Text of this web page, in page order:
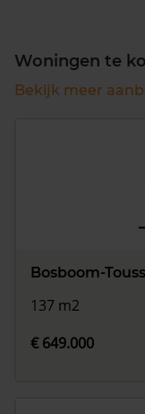
Woningen te
Bekijk meer
Bosboom-
137 m2
€ 649.000